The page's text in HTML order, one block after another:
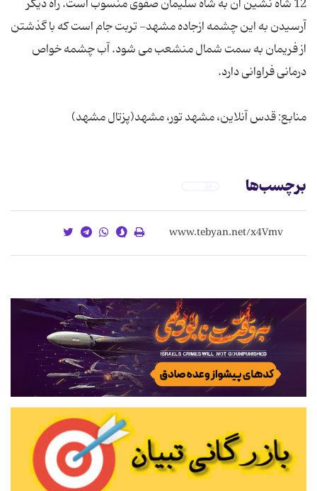
12 شاه نشین آن به شاه سلیمان صفوی منسوب است. راه دیگر
آرسیدن به این چشمه ازجاده مشهد- تربت جام است که با گذشتن
از فریمان به سمت شمال منشعب می شود. آب چشمه خواص
منابع: قدس آنلاین، مشهد تور، مشهد(پزتال مشهد)
برچسب‌ها